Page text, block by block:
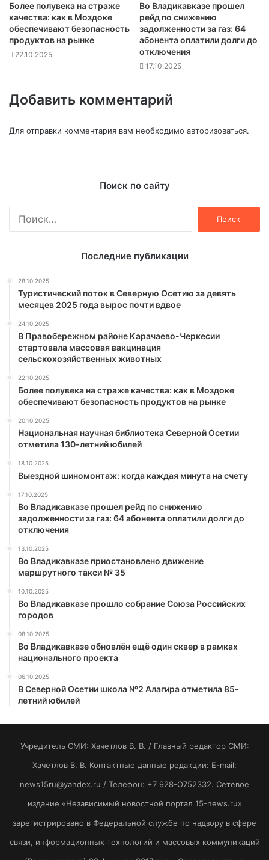
Более полувека на страже
качества: как в Моздоке
обеспечивают безопасность
продуктов на рынке
22.10.2025
Во Владикавказе прошел
рейд по снижению
задолженности за газ: 64
абонента оплатили долги до
отключения
17.10.2025
Добавить комментарий
Для отправки комментария вам необходимо авторизоваться.
Поиск по сайту
Последние публикации
28.10.2025
Туристический поток в Северную Осетию за девять
месяцев 2025 года вырос почти вдвое
24.10.2025
В Правобережном районе Карачаево-Черкесии
стартовала массовая вакцинация
сельскохозяйственных животных
22.10.2025
Более полувека на страже качества: как в Моздоке
обеспечивают безопасность продуктов на рынке
20.10.2025
Национальная научная библиотека Северной Осетии
отметила 130-летний юбилей
18.10.2025
Выездной шиномонтаж: когда каждая минута на счету
17.10.2025
Во Владикавказе прошел рейд по снижению
задолженности за газ: 64 абонента оплатили долги до
отключения
13.10.2025
Во Владикавказе приостановлено движение
маршрутного такси № 35
10.10.2025
Во Владикавказе прошло собрание Союза Российских
городов
08.10.2025
Во Владикавказе обновлён ещё один сквер в рамках
национального проекта
06.10.2025
В Северной Осетии школа №2 Алагира отметила 85-
летний юбилей
Учредитель СМИ: Хaчeтлoв B. B. / Главный редактор СМИ:
Хaчeтлoв B. B. Контактные данные редакции: E-mail:
news15ru@yandex.ru / Телефон: +7 928-O752332. Сетевое
издание «Независимый новостной портал 15-news.ru»
зарегистрировано в Федеральной службе по надзору в сфере
связи, информационных технологий и массовых коммуникаций